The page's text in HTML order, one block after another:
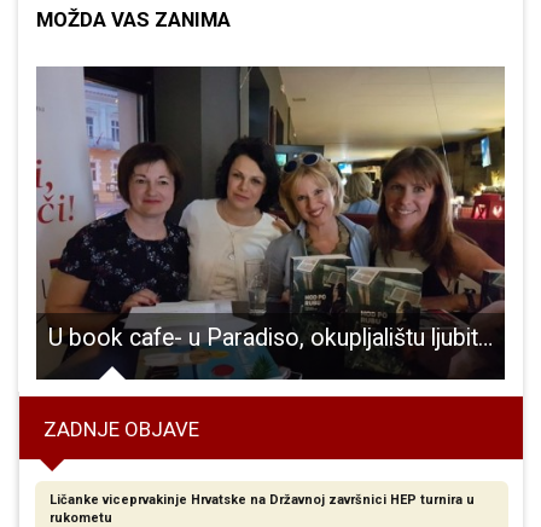
MOŽDA VAS ZANIMA
U book cafe- u Paradiso, okupljalištu ljubitelja dobre knjige i zabave, održana još jedna zanimljiva književna večer
ZADNJE OBJAVE
Ličanke viceprvakinje Hrvatske na Državnoj završnici HEP turnira u
rukometu